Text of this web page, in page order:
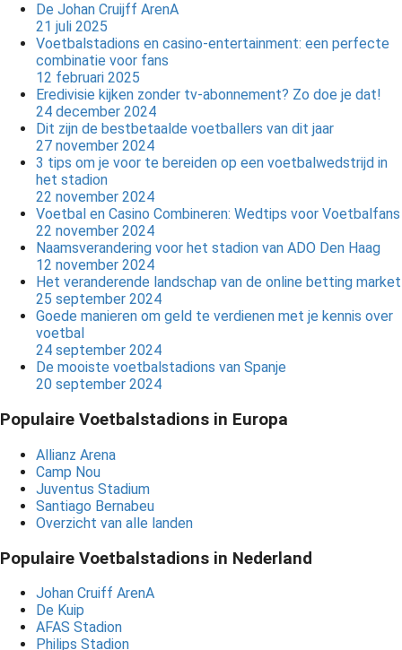
De Johan Cruijff ArenA
21 juli 2025
Voetbalstadions en casino-entertainment: een perfecte
combinatie voor fans
12 februari 2025
Eredivisie kijken zonder tv-abonnement? Zo doe je dat!
24 december 2024
Dit zijn de bestbetaalde voetballers van dit jaar
27 november 2024
3 tips om je voor te bereiden op een voetbalwedstrijd in
het stadion
22 november 2024
Voetbal en Casino Combineren: Wedtips voor Voetbalfans
22 november 2024
Naamsverandering voor het stadion van ADO Den Haag
12 november 2024
Het veranderende landschap van de online betting market
25 september 2024
Goede manieren om geld te verdienen met je kennis over
voetbal
24 september 2024
De mooiste voetbalstadions van Spanje
20 september 2024
Populaire Voetbalstadions in Europa
Allianz Arena
Camp Nou
Juventus Stadium
Santiago Bernabeu
Overzicht van alle landen
Populaire Voetbalstadions in Nederland
Johan Cruiff ArenA
De Kuip
AFAS Stadion
Philips Stadion